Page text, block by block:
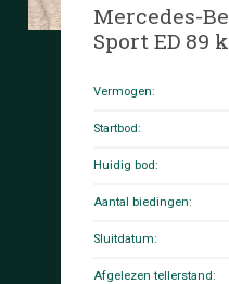
Mercedes-
Sport ED 89
X-350-RN
Vermogen:
Startbod:
Huidig bod:
Aantal biedingen:
Sluitdatum:
Afgelezen tellerstand: